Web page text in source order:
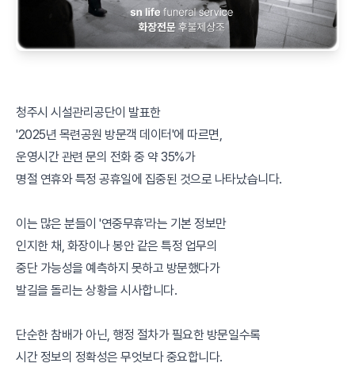
청주시 시설관리공단이 발표한
'2025년 목련공원 방문객 데이터'에 따르면,
운영시간 관련 문의 전화 중 약 35%가
명절 연휴와 특정 공휴일에 집중된 것으로 나타났습니다.
이는 많은 분들이 '연중무휴'라는 기본 정보만
인지한 채, 화장이나 봉안 같은 특정 업무의
중단 가능성을 예측하지 못하고 방문했다가
발길을 돌리는 상황을 시사합니다.
단순한 참배가 아닌, 행정 절차가 필요한 방문일수록
시간 정보의 정확성은 무엇보다 중요합니다.